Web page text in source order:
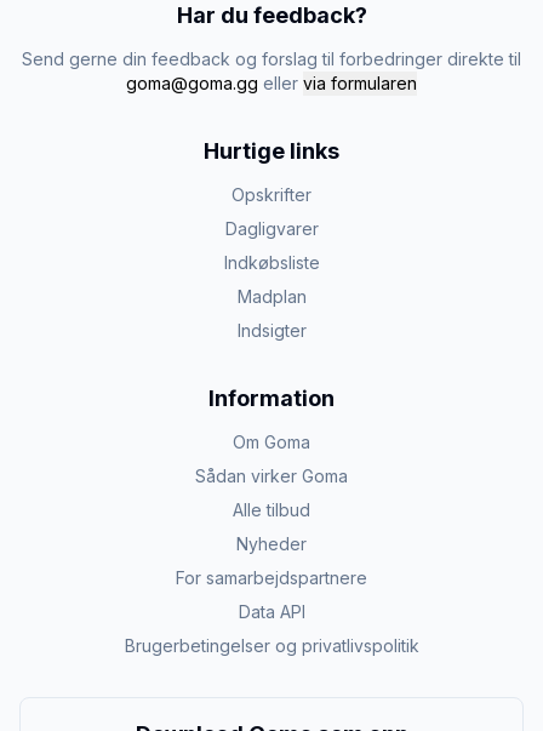
Har du feedback?
Send gerne din feedback og forslag til forbedringer direkte til
goma@goma.gg eller via formularen
Hurtige links
Opskrifter
Dagligvarer
Indkøbsliste
Madplan
Indsigter
Information
Om Goma
Sådan virker Goma
Alle tilbud
Nyheder
For samarbejdspartnere
Data API
Brugerbetingelser og privatlivspolitik